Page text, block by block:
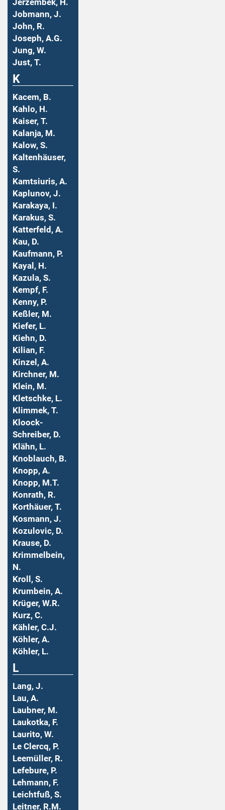
Jerzembek, H.
Jobmann, J.
John, R.
Joseph, A.G.
Jung, W.
Just, T.
K
Kacem, B.
Kahlo, H.
Kaiser, T.
Kalanja, M.
Kalow, S.
Kaltenhäuser,
S.
Kamtsiuris, A.
Kaplunov, J.
Karakaya, I.
Karakus, S.
Katterfeld, A.
Kau, D.
Kaufmann, P.
Kayal, H.
Kazula, S.
Kempf, F.
Kenny, P.
Keßler, M.
Kiefer, L.
Kiehn, D.
Kilian, F.
Kinzel, A.
Kirchner, M.
Klein, M.
Kletschke, L.
Klimmek, T.
Kloock-
Schreiber, D.
Klähn, L.
Knoblauch, B.
Knopp, A.
Knopp, M.T.
Konrath, R.
Korthäuer, T.
Kosmann, J.
Kozulovic, D.
Krause, D.
Krimmelbein,
N.
Kroll, S.
Krumbein, A.
Krüger, W.R.
Kurz, C.
Kähler, C.J.
Köhler, A.
Köhler, L.
L
Lang, J.
Lau, A.
Laubner, M.
Laukotka, F.
Laurito, W.
Le Clercq, P.
Leemüller, R.
Lefebure, P.
Lehmann, F.
Leichtfuß, S.
Leitner, R.M.